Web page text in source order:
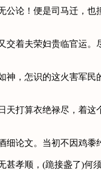
论！便是司马迁，也
着夫荣妇贵临官运。
，怎识的这火害军民
打算衣绝禄尽，着这
论文。当初不因鸡黍
孝顺，(跪接盏了)何